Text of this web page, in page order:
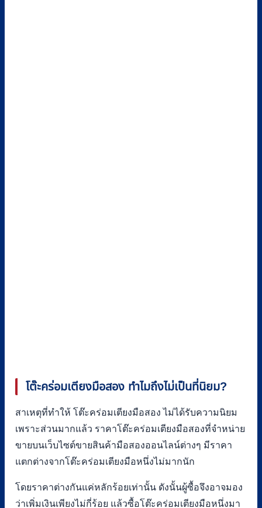
โต๊ะคร่อมเตียงมือสอง ทำไมถึงไม่เป็นที่นิยม?
สาเหตุที่ทำให้ โต๊ะคร่อมเตียงมือสอง ไม่ได้รับความนิยม
เพราะส่วนมากแล้ว ราคาโต๊ะคร่อมเตียงมือสองที่จำหน่าย
ขายบนเว็บไซต์ขายสินค้ามือสองออนไลน์ต่างๆ มีราคา
แตกต่างจากโต๊ะคร่อมเตียงมือหนึ่งไม่มากนัก
โดยราคาต่างกันแค่หลักร้อยเท่านั้น ดังนั้นผู้ซื้อจึงอาจมอง
ว่าเพิ่มเงินเพียงไม่กี่ร้อย แล้วซื้อโต๊ะคร่อมเตียงมือหนึ่งมา